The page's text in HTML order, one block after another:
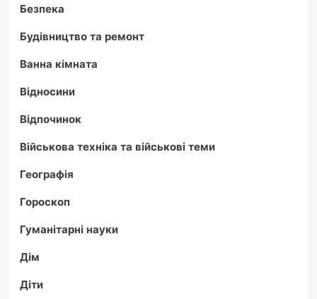
Безпека
Будівництво та ремонт
Ванна кімната
Відносини
Відпочинок
Військова техніка та військові теми
Географія
Гороскоп
Гуманітарні науки
Дім
Діти